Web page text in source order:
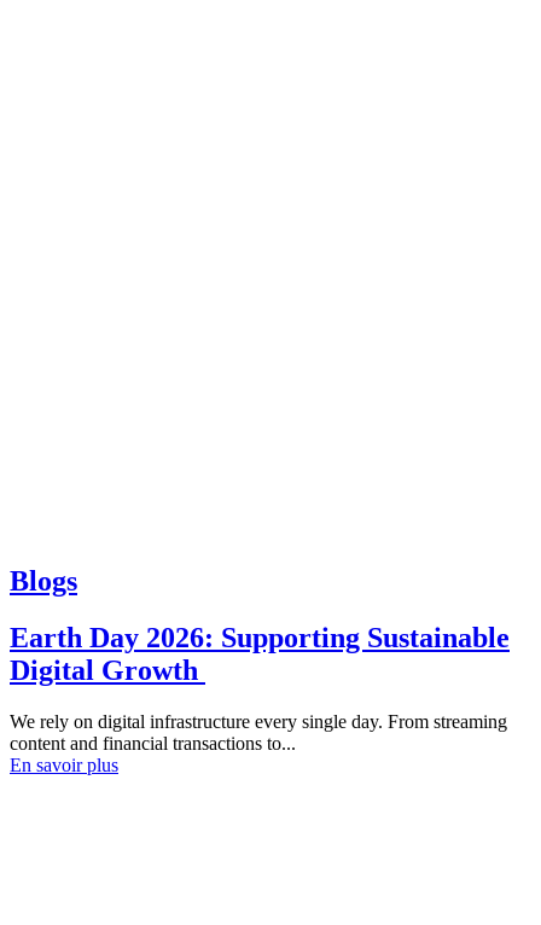
Blogs
Earth Day 2026: Supporting Sustainable
Digital Growth
We rely on digital infrastructure every single day. From streaming
content and financial transactions to...
En savoir plus